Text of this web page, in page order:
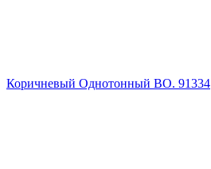
Коричневый Однотонный ВО. 91334